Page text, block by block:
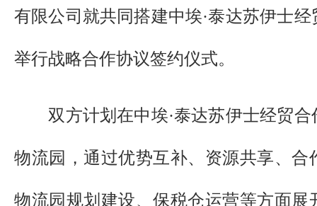
有限公司就共同搭建中埃·泰达苏伊士
举行战略合作协议签约仪式。
双方计划在中埃·泰达苏伊士经贸合
物流园，通过优势互补、资源共享、合
物流园规划建设、保税仓运营等方面展